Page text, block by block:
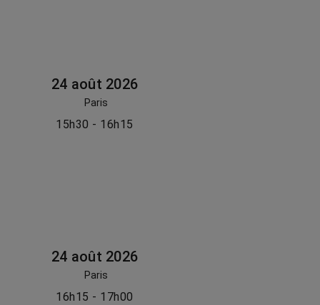
24 août 2026
Paris
15h30 - 16h15
24 août 2026
Paris
16h15 - 17h00